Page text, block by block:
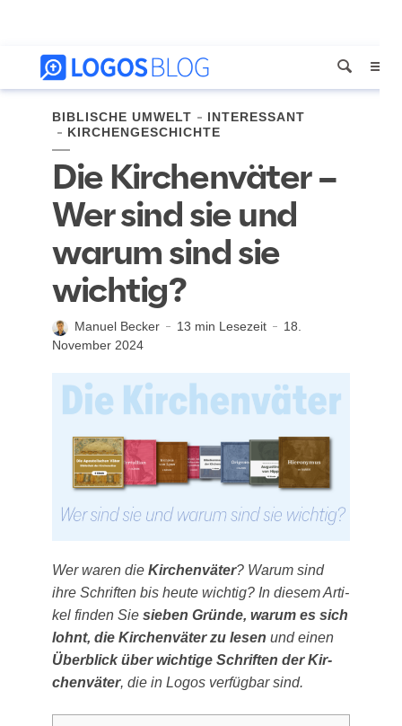
BIBLISCHE UMWELT
INTERESSANT
KIRCHENGESCHICHTE
Die Kirchenväter –
Wer sind sie und
warum sind sie
wichtig?
Manuel Becker 13 min Lesezeit
18.
November 2024
Wer waren die Kir­chen­vä­ter? War­um sind
ihre Schrif­ten bis heu­te wich­tig? In die­sem Arti­
kel fin­den Sie sie­ben Grün­de, war­um es sich
lohnt, die Kir­chen­vä­ter zu lesen und einen
Über­blick über wich­ti­ge Schrif­ten der Kir­
chen­vä­ter, die in Logos ver­füg­bar sind.